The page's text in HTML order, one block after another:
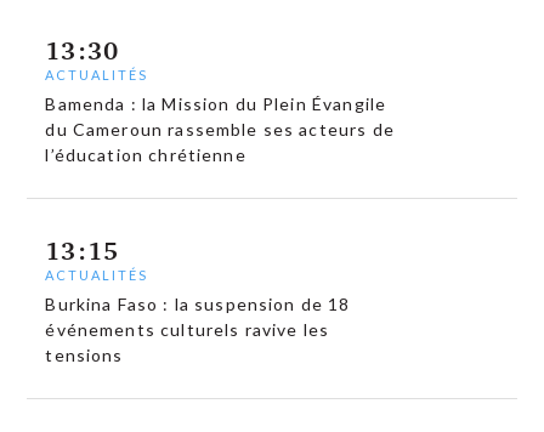
13:30
ACTUALITÉS
Bamenda : la Mission du Plein Évangile
du Cameroun rassemble ses acteurs de
l’éducation chrétienne
13:15
ACTUALITÉS
Burkina Faso : la suspension de 18
événements culturels ravive les
tensions